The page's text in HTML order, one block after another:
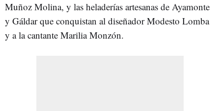
Muñoz Molina, y las heladerías artesanas de Ayamonte
y Gáldar que conquistan al diseñador Modesto Lomba
y a la cantante Marilia Monzón.